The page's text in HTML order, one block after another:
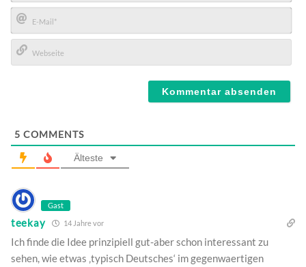
Name*
E-
Mail*
5 COMMENTS
Älteste
Gast
teekay 14 Jahre vor
Ich finde die Idee prinzipiell gut-aber schon interessant zu
sehen, wie etwas ‚typisch Deutsches‘ im gegenwaertigen